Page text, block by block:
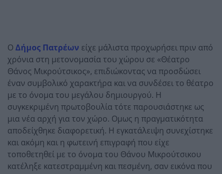
ΟΔήμος Πατρέων είχε μάλιστα προχωρήσει πριν από
χρόνια στη μετονομασία του χώρου σε «Θέατρο
Θάνος Μικρούτσικος», επιδιώκοντας να προσδώσει
έναν συμβολικό χαρακτήρα και να συνδέσει το θέατρο
με το όνομα του μεγάλου δημιουργού. Η
συγκεκριμένη πρωτοβουλία τότε παρουσιάστηκε ως
μια νέα αρχή για τον χώρο. Ομως η πραγματικότητα
αποδείχθηκε διαφορετική. Η εγκατάλειψη συνεχίστηκε
και ακόμη και η φωτεινή επιγραφή που είχε
τοποθετηθεί με το όνομα του Θάνου Μικρούτσικου
κατέληξε κατεστραμμένη και πεσμένη, σαν εικόνα που